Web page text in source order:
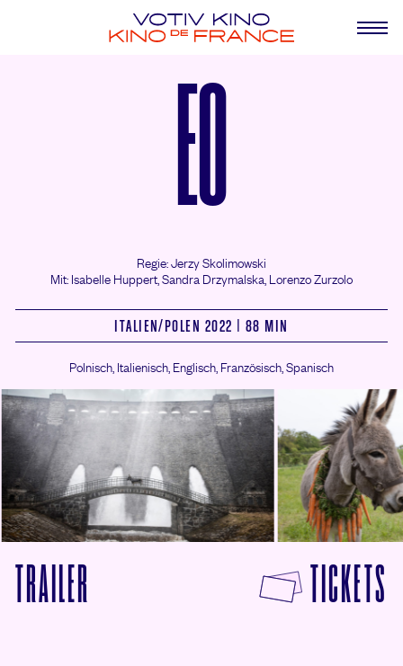
EO
Regie: Jerzy Skolimowski
Mit: Isabelle Huppert, Sandra Drzymalska, Lorenzo Zurzolo
ITALIEN/POLEN 2022 | 88 MIN
Polnisch, Italienisch, Englisch, Französisch, Spanisch
TRAILER
TICKETS